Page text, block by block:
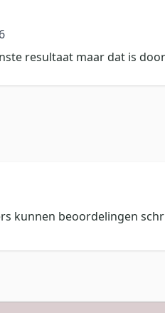
resultaat maar dat is
kunnen beoordelingen